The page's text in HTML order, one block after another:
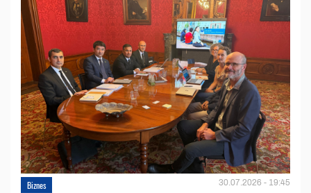
Biznes 30.07.2026 - 19:45